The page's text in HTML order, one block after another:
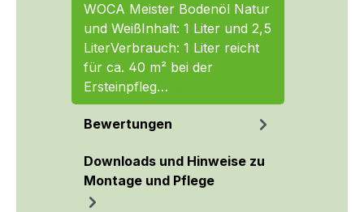
WOCA Meister Bodenöl Natur
und WeißInhalt: 1 Liter und 2,5
LiterVerbrauch: 1 Liter reicht
für ca. 40 m² bei der
Ersteinpfleg…
Bewertungen
Downloads und Hinweise zu
Montage und Pflege